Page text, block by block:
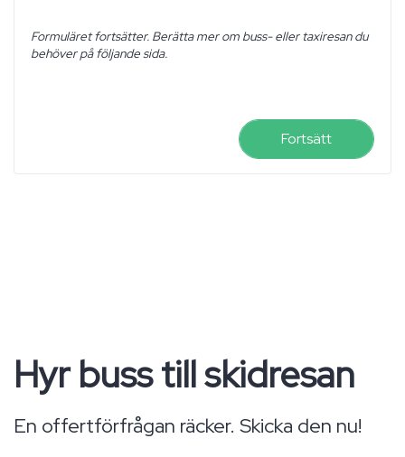
Formuläret fortsätter. Berätta mer om buss- eller taxiresan du
behöver på följande sida.
Fortsätt
Hyr buss till skidresan
En offertförfrågan räcker. Skicka den nu!